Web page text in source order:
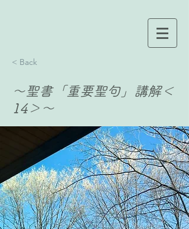
< Back
〜聖書「重要聖句」講解＜
14＞〜